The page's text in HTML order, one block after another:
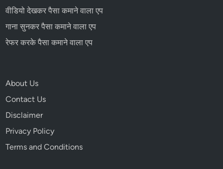
वीडियो देखकर पैसा कमाने वाला एप
गाना सुनकर पैसा कमाने वाला एप
रेफर करके पैसा कमाने वाला एप
About Us
Contact Us
Disclaimer
Privacy Policy
Terms and Conditions